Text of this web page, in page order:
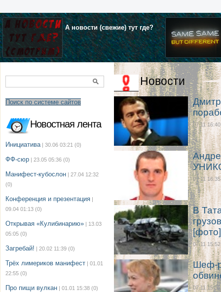
А новости (свежие) тут где?
Поиск по системе сайтов
Новостная лента
Инициатива | 30.06 03:21 (0)
ФФ-сюр | 23.05 05:36 (0)
Манифест-кубослон | 27.04 12:32
(0)
Конференция и презентация |
09.04 01:13 (0)
Открывая «Кулибинарию» | 13.03
05:05 (0)
Загребай! | 20.02 11:39 (0)
Трёх лимериков манифест | 01.01
22:55 (0)
Про пищи вулкан | 01.01 15:38 (0)
Новости
07.11 16:40
07.11 16:35
В
[фото]
07.11 15:52
Шеф-
07.11 15:36